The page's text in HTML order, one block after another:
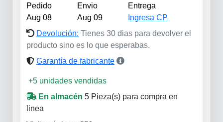
Pedido
Aug 08
Envio
Aug 09
Entrega
Ingresa CP
Devolución: Tienes 30 dias para devolver el
producto sino es lo que esperabas.
Garantía de fabricante
+5 unidades vendidas
En almacén 5 Pieza(s) para compra en
linea